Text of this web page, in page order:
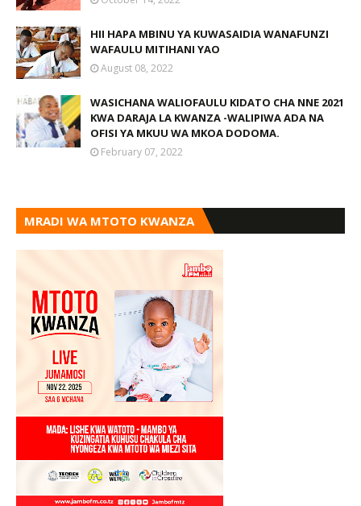
HII HAPA MBINU YA KUWASAIDIA WANAFUNZI
WAFAULU MITIHANI YAO
August 08, 2022
WASICHANA WALIOFAULU KIDATO CHA NNE 2021
KWA DARAJA LA KWANZA -WALIPIWA ADA NA
OFISI YA MKUU WA MKOA DODOMA.
February 07, 2022
MRADI WA MTOTO KWANZA